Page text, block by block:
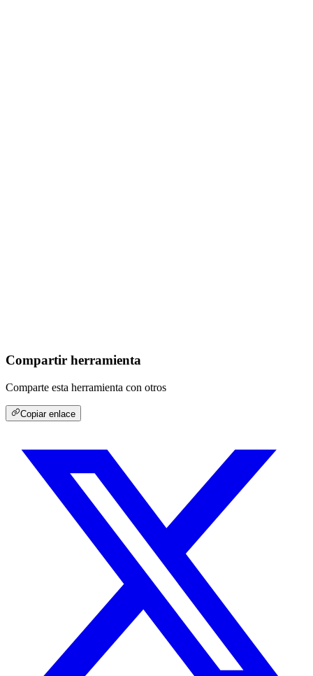
Compartir herramienta
Comparte esta herramienta con otros
Copiar enlace